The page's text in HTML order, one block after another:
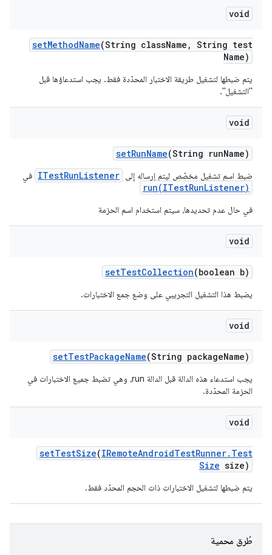
void
setMethodName(String className , String test
Name)
يتم ضبطها لتشغيل طريقة الاختبار المحدّدة فقط. يجب استدعاؤها قبل
"التشغيل".
void
setRunName(String runName)
ضبط اسم تشغيل مخصّص ليتم إرساله إلى ITestRunListener في
run(ITestRunListener)
في حال عدم تحديدها، سيتم استخدام اسم الحزمة
void
setTestCollection(boolean b)
يضبط هذا التشغيل التجريبي على وضع جمع الاختبارات.
void
setTestPackageName(String packageName)
يجب استدعاء هذه الدالة قبل الدالة run، وهي تضبط جميع الاختبارات في
الحزمة المحدّدة.
void
setTestSize(IRemoteAndroidTestRunner. Test
Size size)
يتم ضبطها لتشغيل الاختبارات ذات الحجم المحدّد فقط.
طُرق محمية